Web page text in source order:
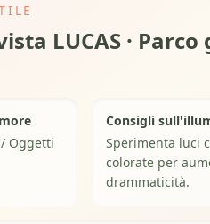
LUCAS · Parco
Oggetti
Consigli
Sperimenta luci
colorate per
drammaticità.